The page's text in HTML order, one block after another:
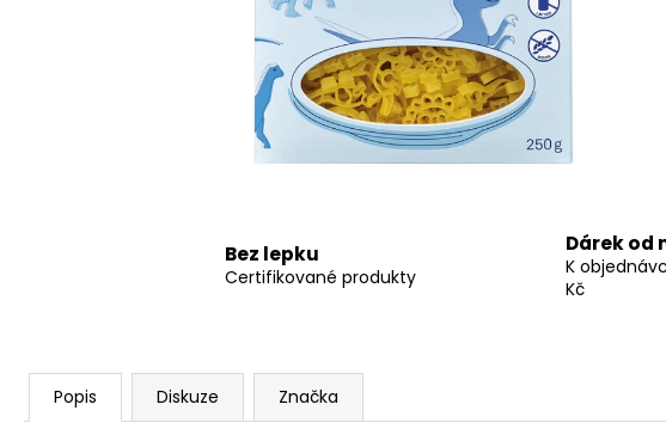
Bez lepku
Certifikované produkty
Dárek od
K
Kč
Popis Diskuze Značka
PIACERI MEDITERRANEI BEZLEPKOVÉ
ZMRZLINOVÝ KORNOUTEK 22G (1KS)
PIACERI
49 Kč